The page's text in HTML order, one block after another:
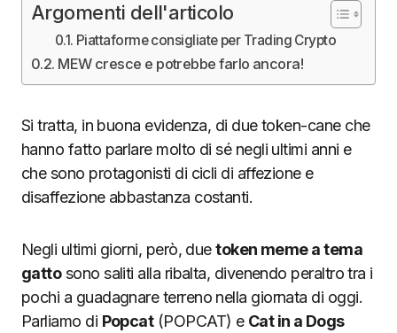
Argomenti dell'articolo
Piattaforme consigliate per Trading Crypto
MEW cresce e potrebbe farlo ancora!
Si tratta, in buona evidenza, di due token-cane che
hanno fatto parlare molto di sé negli ultimi anni e
che sono protagonisti di cicli di affezione e
disaffezione abbastanza costanti.
Negli ultimi giorni, però, duetoken meme a tema
gattosono saliti alla ribalta, divenendo peraltro tra i
pochi a guadagnare terreno nella giornata di oggi.
Parliamo di Popcat(POPCAT) e Cat in a Dogs